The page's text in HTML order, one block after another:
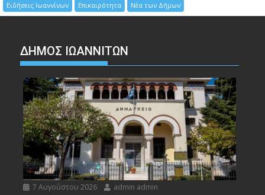
Ειδήσεις Ιωαννίνων Επικαιρότητα Νέα των Δήμων
ΔΗΜΟΣ ΙΩΑΝΝΙΤΩΝ
7 Αυγούστου 2026 admin admin